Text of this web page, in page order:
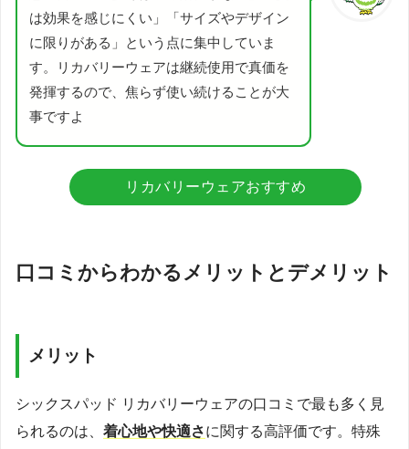
は効果を感じにくい」「サイズやデザイン
に限りがある」という点に集中していま
す。リカバリーウェアは継続使用で真価を
発揮するので、焦らず使い続けることが大
事ですよ
リカバリーウェアおすすめ
口コミからわかるメリットとデメリット
メリット
シックスパッド リカバリーウェアの口コミで最も多く見
られるのは、 着心地や快適さに関する高評価です。特殊